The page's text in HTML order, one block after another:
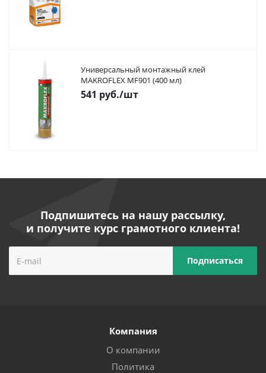
Универсальный монтажный клей
MAKROFLEX MF901 (400 мл)
541 руб./шт
Подпишитесь на нашу рассылку,
и получите курс грамотного клиента!
Компания
О компании
Политика